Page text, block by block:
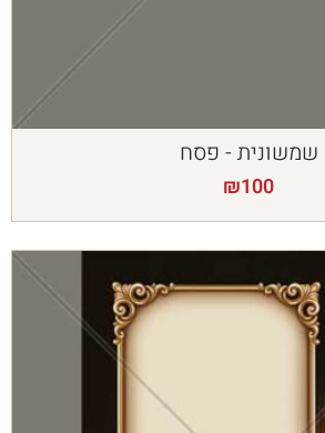
שמשונית - פסח
₪100